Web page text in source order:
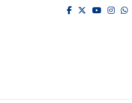
facebook
twitter